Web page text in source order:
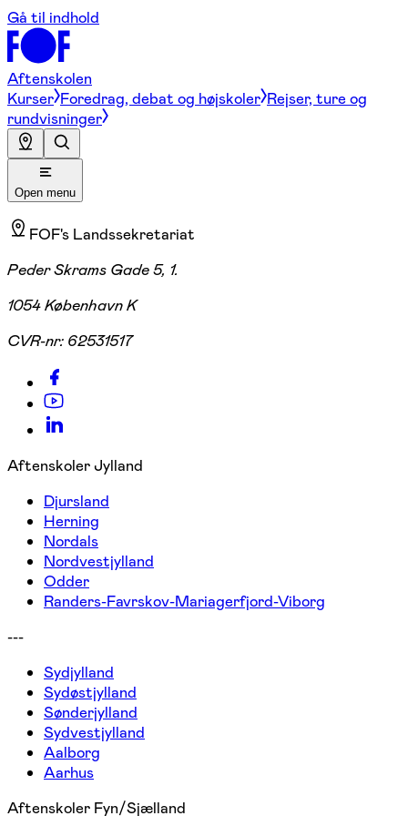
Gå til indhold
Aftenskolen
Kurser Foredrag, debat og højskoler Rejser, ture og
rundvisninger
Open menu
FOF's Landssekretariat
Peder Skrams Gade 5, 1.
1054 København K
CVR-nr: 62531517
Aftenskoler Jylland
Djursland
Herning
Nordals
Nordvestjylland
Odder
Randers-Favrskov-Mariagerfjord-Viborg
---
Sydjylland
Sydøstjylland
Sønderjylland
Sydvestjylland
Aalborg
Aarhus
Aftenskoler Fyn/Sjælland